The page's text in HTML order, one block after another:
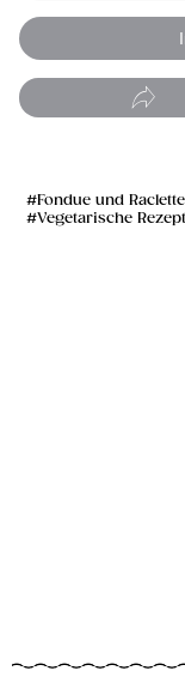
Fondue und
Vegetarische